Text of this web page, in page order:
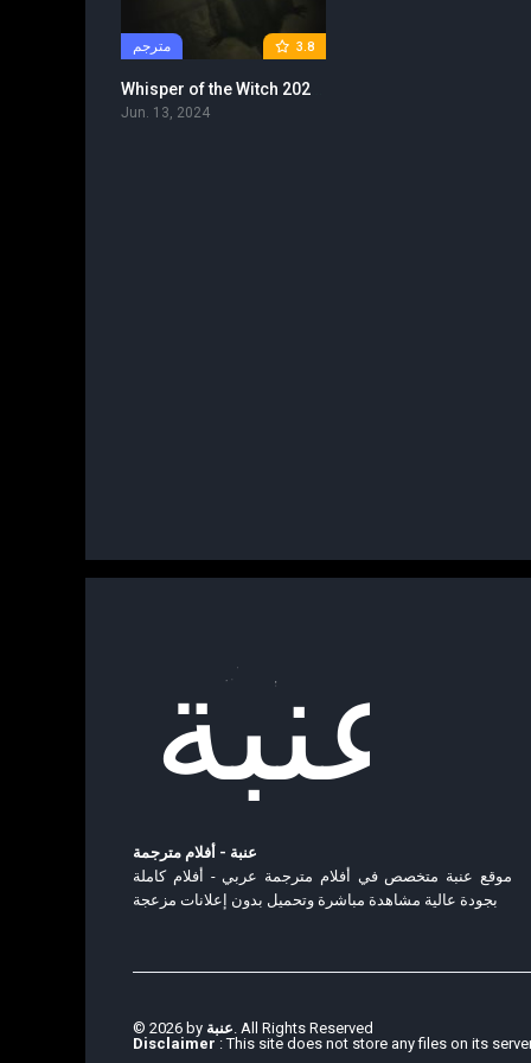
3.8 مترجم
Jun. 13, 2024
عنبة - أفلام مترجمة
موقع عنبة متخصص في أفلام مترجمة عربي - أفلام كاملة
بجودة عالية مشاهدة مباشرة وتحميل بدون إعلانات مزعجة
© 2026 by عنبة. All Rights Reserved
Disclaimer : This site does not store any files on its